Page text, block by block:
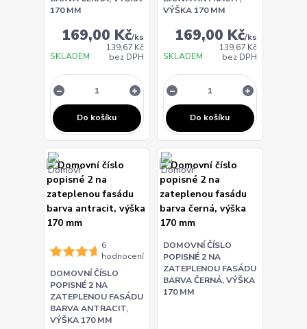
170 MM
169,00 Kč/ks
139,67 Kč
bez DPH
SKLADEM
Do košíku
VÝŠKA 170 MM
169,00 Kč/ks
139,67 Kč
bez DPH
SKLADEM
Do košíku
6
hodnocení
DOMOVNÍ ČÍSLO
POPISNÉ 2 NA
ZATEPLENOU FASÁDU
BARVA ANTRACIT,
VÝŠKA 170 MM
DOMOVNÍ ČÍSLO
POPISNÉ 2 NA
ZATEPLENOU FASÁDU
BARVA ČERNÁ, VÝŠKA
170 MM